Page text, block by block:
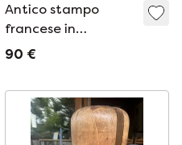
Antico stampo
francese in
terracotta per
90 €